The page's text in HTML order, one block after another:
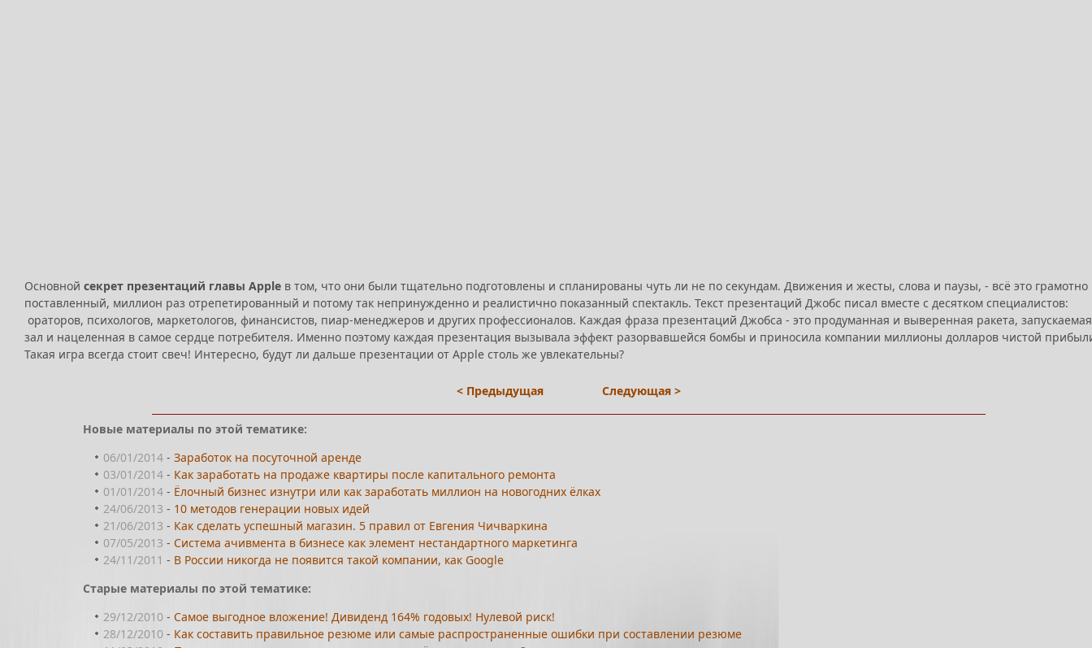
Основной секрет презентаций главы Apple в том, что они были тщательно подготовлены и спланированы чуть ли не по секундам. Движения и жесты, слова и паузы, - всё это грамотно
поставленный, миллион раз отрепетированный и потому так непринужденно и реалистично показанный спектакль. Текст презентаций Джобс писал вместе c десятком специалистов:
ораторов, психологов, маркетологов, финансистов, пиар-менеджеров и других профессионалов. Каждая фраза презентаций Джобса - это продуманная и выверенная ракета,
зал и нацеленная в самое сердце потребителя. Именно поэтому каждая презентация вызывала эффект разорвавшейся бомбы и приносила компании миллионы долларов чистой
Такая игра всегда стоит свеч! Интересно, будут ли дальше презентации от Apple столь же увлекательны?
< Предыдущая Следующая >
Новые материалы по этой тематике:
06/01/2014 - Заработок на посуточной аренде
03/01/2014 - Как заработать на продаже квартиры после капитального ремонта
01/01/2014 - Ёлочный бизнес изнутри или как заработать миллион на новогодних ёлках
24/06/2013 - 10 методов генерации новых идей
21/06/2013 - Как сделать успешный магазин. 5 правил от Евгения Чичваркина
07/05/2013 - Система ачивмента в бизнесе как элемент нестандартного маркетинга
24/11/2011 - В России никогда не появится такой компании, как Google
Старые материалы по этой тематике:
29/12/2010 - Самое выгодное вложение! Дивиденд 164% годовых! Нулевой риск!
28/12/2010 - Как составить правильное резюме или самые распространенные ошибки при составлении резюме